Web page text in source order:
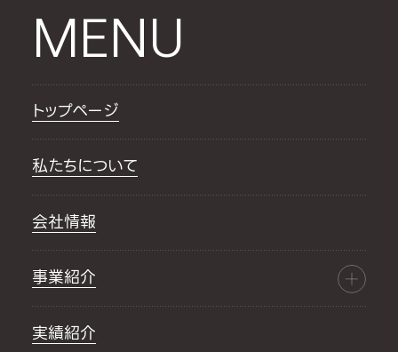
MENU
トップページ
私たちについて
会社情報
事業紹介
実績紹介